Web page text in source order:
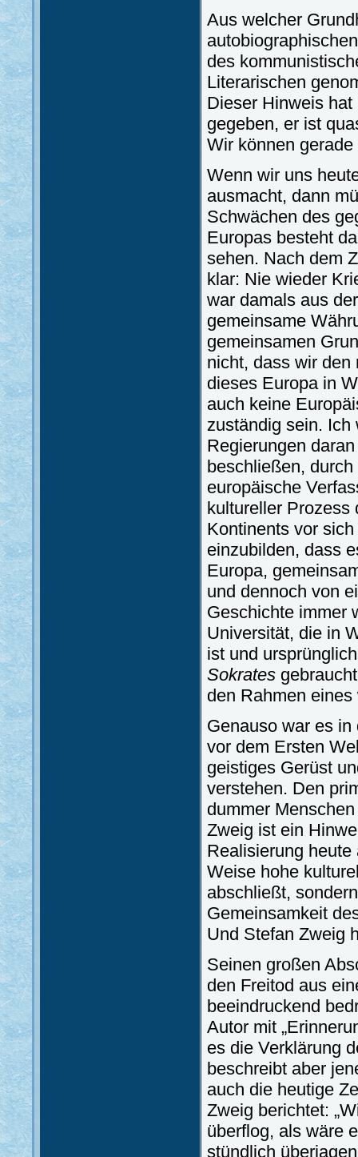
Aus welcher
des
Literarischen
Dieser Hinweis
gegeben, er ist
Wir können
Wenn wir uns
ausmacht, dann
Schwächen des
Europas besteht
sehen. Nach dem
klar: Nie wieder
war damals aus
gemeinsame
gemeinsamen
nicht, dass wir
dieses Europa in
auch keine
zuständig sein. Ich
Regierungen
beschließen,
europäische
kultureller Prozess
Kontinents vor
einzubilden, dass
Europa,
und dennoch von
Geschichte immer
Universität, die in
ist und
Sokrates
den Rahmen
Genauso war es
vor dem Ersten
geistiges Gerüst
verstehen. Den
dummer
Zweig ist ein
Realisierung
Weise hohe
abschließt,
Gemeinsamkeit
Und Stefan Zweig
Seinen großen
den Freitod aus
beeindruckend
Autor mit
es die Verklärung
beschreibt aber
auch die heutige
Zweig berichtet:
überflog, als wäre
stündlich